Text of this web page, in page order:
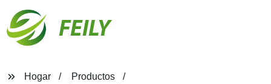
FEILY
Hogar
Productos